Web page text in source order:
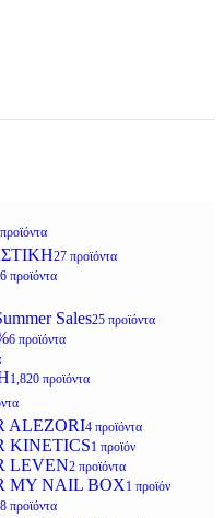
27 προϊόντα
προϊόντα
Sales25 προϊόντα
6 προϊόντα
1,820 προϊόντα
ALEZORI4 προϊόντα
KINETICS1 προϊόν
LEVEN2 προϊόντα
MY NAIL BOX1 προϊόν
προϊόντα